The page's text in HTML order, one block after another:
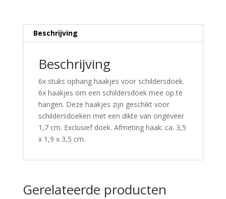
Beschrijving
Beschrijving
6x stuks ophang haakjes voor schildersdoek.
6x haakjes om een schildersdoek mee op te
hangen. Deze haakjes zijn geschikt voor
schildersdoeken met een dikte van ongeveer
1,7 cm. Exclusief doek. Afmeting haak: ca. 3,5
x 1,9 x 3,5 cm.
Gerelateerde producten